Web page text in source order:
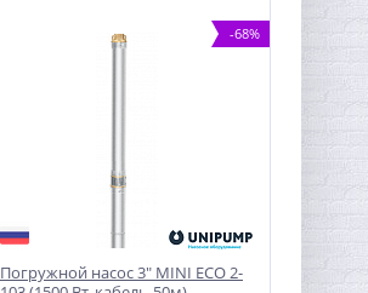
-68%
Погружной насос 3" MINI ECO 2-